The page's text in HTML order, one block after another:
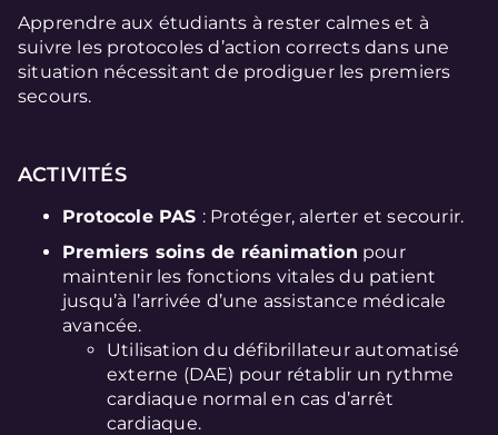
Apprendre aux étudiants à rester calmes et à
suivre les protocoles d’action corrects dans une
situation nécessitant de prodiguer les premiers
secours.
ACTIVITÉS
Protocole PAS : Protéger, alerter et secourir.
Premiers soins de réanimation pour
maintenir les fonctions vitales du patient
jusqu’à l’arrivée d’une assistance médicale
avancée.
Utilisation du défibrillateur automatisé
externe (DAE) pour rétablir un rythme
cardiaque normal en cas d’arrêt
cardiaque.